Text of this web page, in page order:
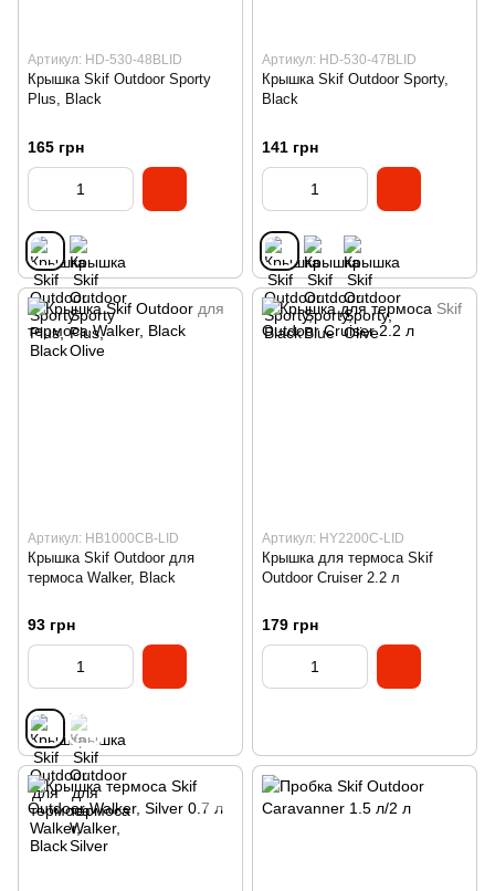
Артикул: HD-530-48BLID
Крышка Skif Outdoor Sporty
Plus, Black
165 грн
Артикул: HD-530-47BLID
Крышка Skif Outdoor Sporty,
Black
141 грн
Артикул: HB1000CB-LID
Крышка Skif Outdoor для
термоса Walker, Black
93 грн
Артикул: HY2200C-LID
Крышка для термоса Skif
Outdoor Cruiser 2.2 л
179 грн